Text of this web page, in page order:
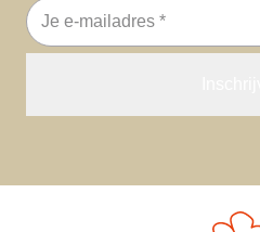
E-
mailadres